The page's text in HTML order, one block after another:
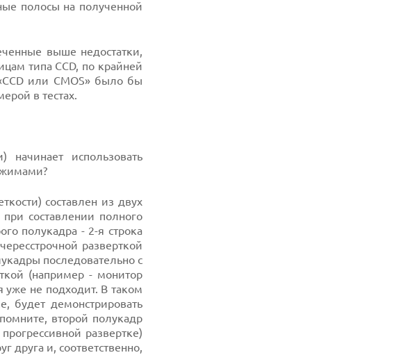
полосы на полученной
выше недостатки,
типа CCD, по крайней
или CMOS» было бы
в тестах.
использовать
составлен из двух
составлении полного
полукадра - 2-я строка
разверткой
последовательно с
(например - монитор
не подходит. В таком
будет демонстрировать
второй полукадр
развертке)
друга и, соответственно,